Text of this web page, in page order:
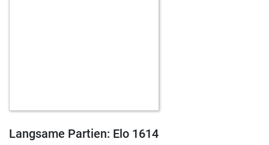
Langsame Partien: Elo 1614